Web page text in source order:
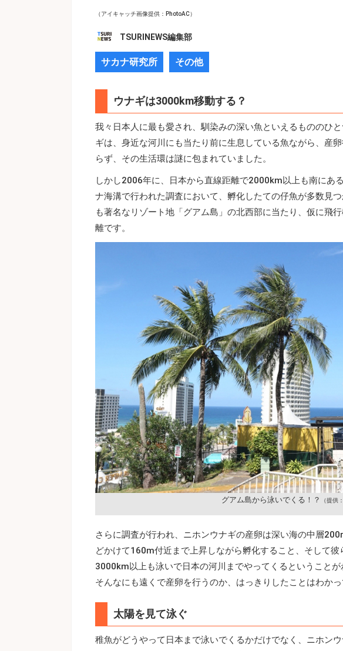
（アイキャッチ画像提供：PhotoAC）
TSURINEWS編集部
サカナ研究所 その他
ウナギは3000km移動する？
我々日本人に最も愛され、馴染みの深い魚といえるもののひ
ギは、身近な河川にも当たり前に生息している魚ながら、産
らず、その生活環は謎に包まれていました。
しかし2006年に、日本から直線距離で2000km以上も南にあ
ナ海溝で行われた調査において、孵化したての仔魚が多数見
も著名なリゾート地「グアム島」の北西部に当たり、仮に飛
離です。
グアム島から泳いでくる！？ （提供
さらに調査が行われ、ニホンウナギの産卵は深い海の中層
どかけて160m付近まで上昇しながら孵化すること、そして
3000km以上も泳いで日本の河川までやってくるということ
そんなにも遠くで産卵を行うのか、はっきりしたことはわかっ
太陽を見て泳ぐ
稚魚がどうやって日本まで泳いでくるかだけでなく、ニホン